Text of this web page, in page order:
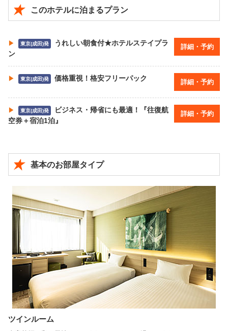
このホテルに泊まるプラン
東京(成田)発
うれしい朝食付★ホテルステイプラ
ン
詳細・予約
東京(成田)発 価格重視！格安フリーパック 詳細・予約
東京(成田)発
ビジネス・帰省にも最適！『往復航
空券＋宿泊1泊』
詳細・予約
基本のお部屋タイプ
ツインルーム